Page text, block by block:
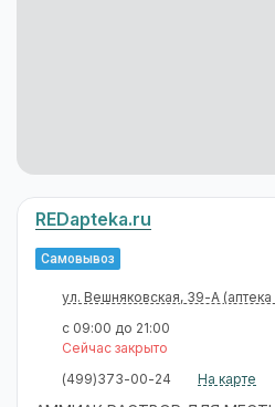
REDapteka.ru
Самовывоз
ул. Вешняковская, 39-А (аптека
с 09:00 до 21:00
Сейчас закрыто
(499)373-00-24
На карте